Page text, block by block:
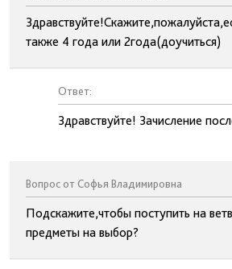
также 4 года или 2года(доучиться)
Ответ:
Здравствуйте! Зачисление
Вопрос от Софья Владимировна
Подскажите,чтобы поступить на
предметы на выбор?